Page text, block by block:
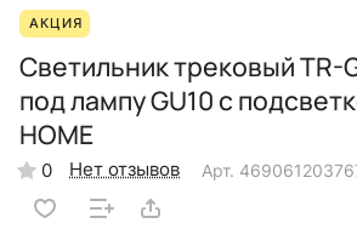
АКЦИЯ
Светильник трековый TR-
под лампу GU10 с
HOME
0 Нет отзывов Арт.